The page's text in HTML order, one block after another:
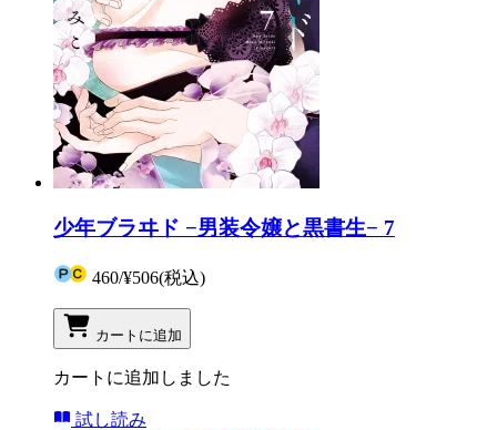
少年ブラヰド −男装令嬢と黒書生− 7
460/¥506(税込)
カートに追加
カートに追加しました
試し読み